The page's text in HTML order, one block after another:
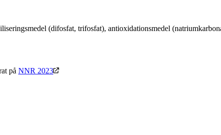
(difosfat, trifosfat), antioxidationsmedel
på NNR 2023